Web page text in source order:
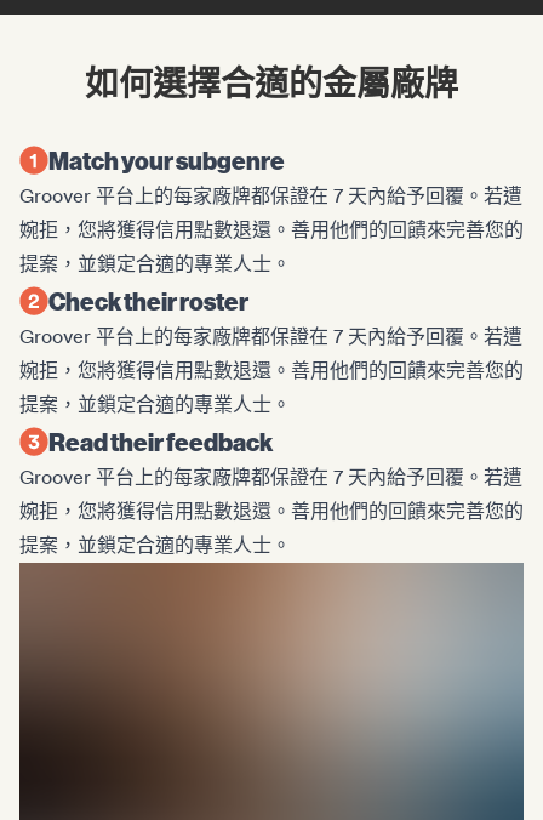
如何選擇合適的金屬廠牌
Match your subgenre
Groover 平台上的每家廠牌都保證在 7 天內給予回覆。若遭
婉拒，您將獲得信用點數退還。善用他們的回饋來完善您的
提案，並鎖定合適的專業人士。
Check their roster
Groover 平台上的每家廠牌都保證在 7 天內給予回覆。若遭
婉拒，您將獲得信用點數退還。善用他們的回饋來完善您的
提案，並鎖定合適的專業人士。
Read their feedback
Groover 平台上的每家廠牌都保證在 7 天內給予回覆。若遭
婉拒，您將獲得信用點數退還。善用他們的回饋來完善您的
提案，並鎖定合適的專業人士。